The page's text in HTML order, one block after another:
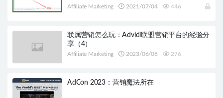
Affiliate Marketing 2021/07/04 446
联属营销怎么玩：Advidi联盟营销平台的经验分
享（4）
Affiliate Marketing 2023/06/08 276
AdCon 2023：营销魔法所在